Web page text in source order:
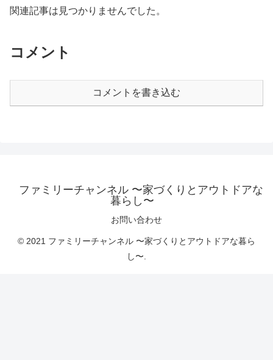
関連記事は見つかりませんでした。
コメント
コメントを書き込む
ファミリーチャンネル 〜家づくりとアウトドアな
暮らし〜
お問い合わせ
© 2021 ファミリーチャンネル 〜家づくりとアウトドアな暮ら
し〜.